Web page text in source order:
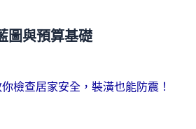
圖與預算基礎
檢查居家安全，裝潢也能防震！